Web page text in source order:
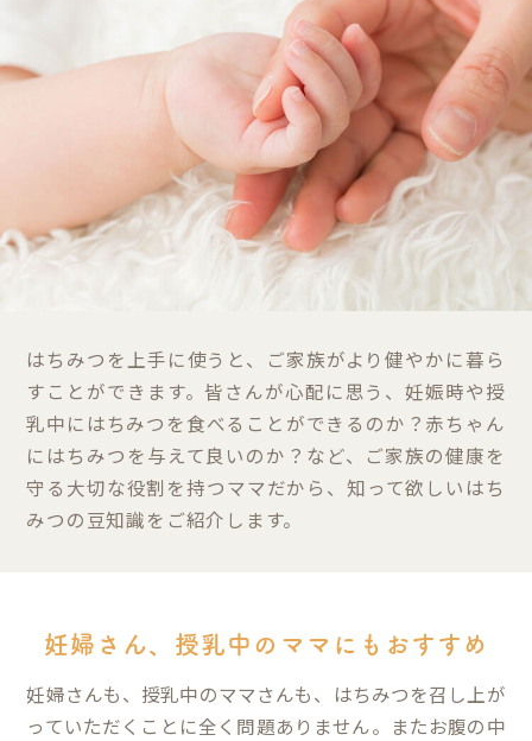
はちみつを上手に使うと、ご家族がより健やかに暮ら
すことができます。皆さんが心配に思う、妊娠時や授
乳中にはちみつを食べることができるのか？赤ちゃん
にはちみつを与えて良いのか？など、ご家族の健康を
守る大切な役割を持つママだから、知って欲しいはち
みつの豆知識をご紹介します。
妊婦さん、授乳中のママにもおすすめ
妊婦さんも、授乳中のママさんも、はちみつを召し上が
っていただくことに全く問題ありません。またお腹の中